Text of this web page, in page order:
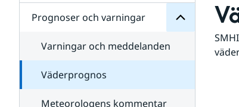
Prognoser och varningar
Varningar och meddelanden
Väderprognos
Meteorologens kommentar